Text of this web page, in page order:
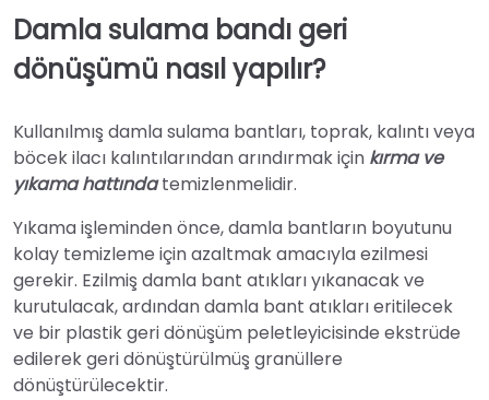
Damla sulama bandı geri
dönüşümü nasıl yapılır?
Kullanılmış damla sulama bantları, toprak, kalıntı veya
böcek ilacı kalıntılarından arındırmak için kırma ve
yıkama hattındatemizlenmelidir.
Yıkama işleminden önce, damla bantların boyutunu
kolay temizleme için azaltmak amacıyla ezilmesi
gerekir. Ezilmiş damla bant atıkları yıkanacak ve
kurutulacak, ardından damla bant atıkları eritilecek
ve bir plastik geri dönüşüm peletleyicisinde ekstrüde
edilerek geri dönüştürülmüş granüllere
dönüştürülecektir.